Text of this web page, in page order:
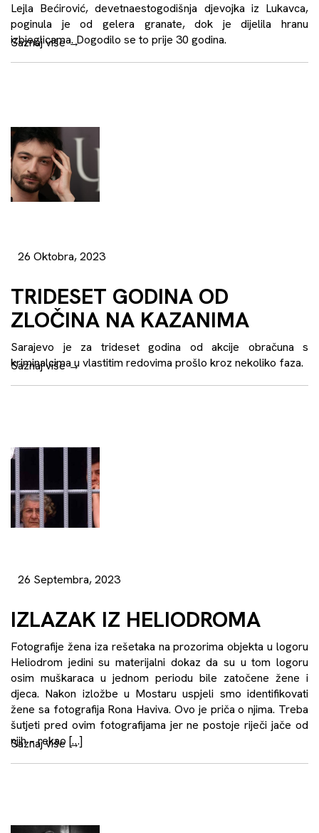
Lejla Bećirović, devetnaestogodišnja djevojka iz Lukavca,
poginula je od gelera granate, dok je dijelila hranu
izbjeglicama. Dogodilo se to prije 30 godina.
Saznaj više→
26 Oktobra, 2023
TRIDESET GODINA OD
ZLOČINA NA KAZANIMA
Sarajevo je za trideset godina od akcije obračuna s
kriminalcima u vlastitim redovima prošlo kroz nekoliko faza.
Saznaj više→
26 Septembra, 2023
IZLAZAK IZ HELIODROMA
Fotografije žena iza rešetaka na prozorima objekta u logoru
Heliodrom jedini su materijalni dokaz da su u tom logoru
osim muškaraca u jednom periodu bile zatočene žene i
djeca. Nakon izložbe u Mostaru uspjeli smo identifikovati
žene sa fotografija Rona Haviva. Ovo je priča o njima. Treba
šutjeti pred ovim fotografijama jer ne postoje riječi jače od
njih – rekao […]
Saznaj više →